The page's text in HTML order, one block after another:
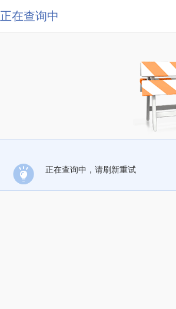
正在查询中
正在查询中，请刷新重试